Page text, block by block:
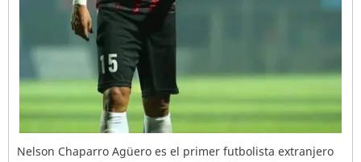
Nelson Chaparro Agüero es el primer futbolista extranjero